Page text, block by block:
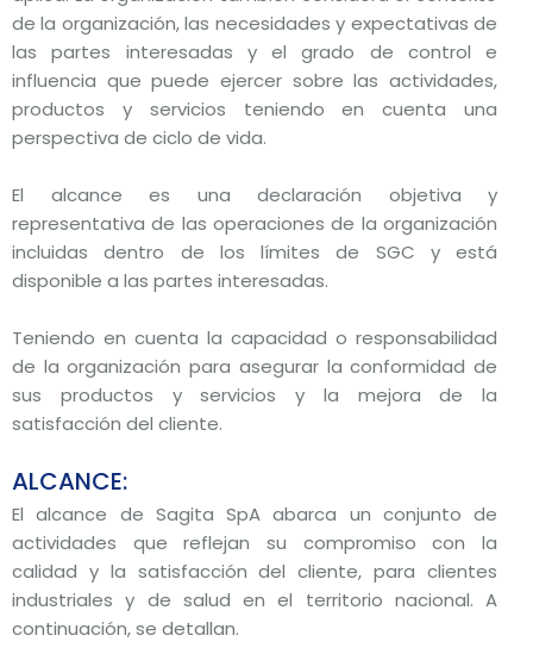
de la organización, las necesidades y expectativas de
las partes interesadas y el grado de control e
influencia que puede ejercer sobre las actividades,
productos y servicios teniendo en cuenta una
perspectiva de ciclo de vida.
El alcance es una declaración objetiva y
representativa de las operaciones de la organización
incluidas dentro de los límites de SGC y está
disponible a las partes interesadas.
Teniendo en cuenta la capacidad o responsabilidad
de la organización para asegurar la conformidad de
sus productos y servicios y la mejora de la
satisfacción del cliente.
ALCANCE:
El alcance de Sagita SpA abarca un conjunto de
actividades que reflejan su compromiso con la
calidad y la satisfacción del cliente, para clientes
industriales y de salud en el territorio nacional. A
continuación, se detallan.